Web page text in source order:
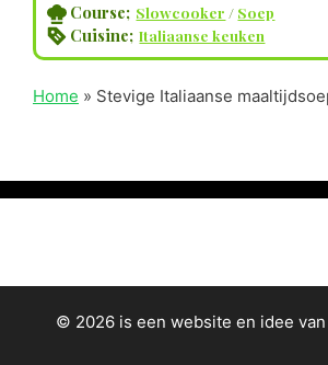
Course; Slowcooker / Soep
Cuisine; Italiaanse keuken
Home » Stevige Italiaanse
© 2026 is een website en idee van